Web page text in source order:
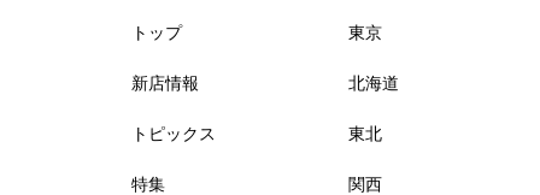
トップ
新店情報
トピックス
特集
東京
北海道
東北
関西